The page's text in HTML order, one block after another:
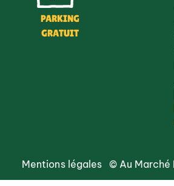
PARKING
GRATUIT
Mentions légales © Au